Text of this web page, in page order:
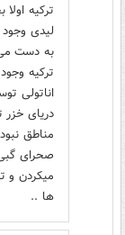
ترکیه
لیدی
به دست
ترکیه
اناتولی
دریای
مناطق
صحرای گبی
میکردن و
ها ..